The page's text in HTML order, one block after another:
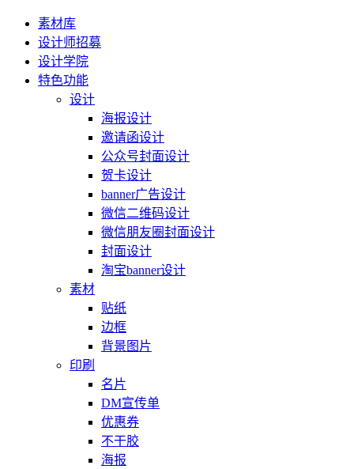
素材库
设计师招募
设计学院
特色功能
设计
海报设计
邀请函设计
公众号封面设计
贺卡设计
banner广告设计
微信二维码设计
微信朋友圈封面设计
封面设计
淘宝banner设计
素材
贴纸
边框
背景图片
印刷
名片
DM宣传单
优惠券
不干胶
海报